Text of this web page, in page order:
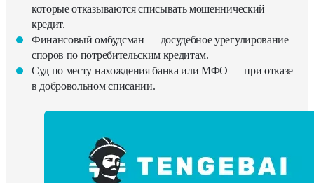
которые отказываются списывать мошеннический
кредит.
Финансовый омбудсман — досудебное урегулирование
споров по потребительским кредитам.
Суд по месту нахождения банка или МФО — при отказе
в добровольном списании.